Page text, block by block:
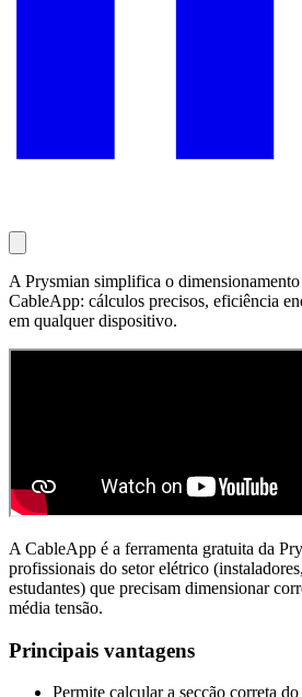
A Prysmian simplifica o dimensionamento
CableApp: cálculos precisos, eficiência
em qualquer dispositivo.
A CableApp é a ferramenta gratuita da
profissionais do setor elétrico
estudantes) que precisam dimensionar
média tensão.
Principais vantagens
Permite calcular a secção correta